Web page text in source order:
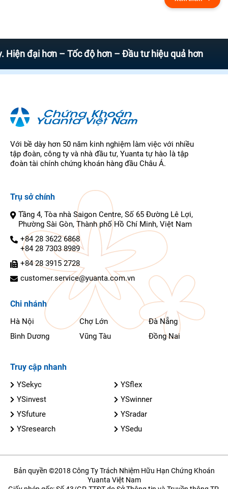
hơn – Tốc độ hơn – Đầu tư hiệu quả hơn
Với bề dày hơn 50 năm kinh nghiệm làm việc với nhiều
tập đoàn, công ty và nhà đầu tư, Yuanta tự hào là tập
đoàn tài chính chứng khoán hàng đầu Châu Á.
Trụ sở chính
Tầng 4, Tòa nhà Saigon Centre, Số 65 Đường Lê Lợi,
Phường Sài Gòn, Thành phố Hồ Chí Minh, Việt Nam
+84 28 3622 6868
+84 28 7303 8989
+84 28 3915 2728
customer.service@yuanta.com.vn
Chi nhánh
Hà Nội Chợ Lớn
Đà Nẵng
Bình Dương
Vũng Tàu Đồng Nai
Truy cập nhanh
YSekyc
YSflex
YSinvest
YSwinner
YSfuture
YSradar
YSresearch
YSedu
Bản quyền ©2018 Công Ty Trách Nhiệm Hữu Hạn Chứng Khoán
Yuanta Việt Nam